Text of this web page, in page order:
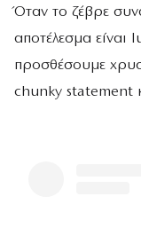
Όταν το ζέβρε
αποτέλεσμα είναι
προσθέσουμε
chunky statement